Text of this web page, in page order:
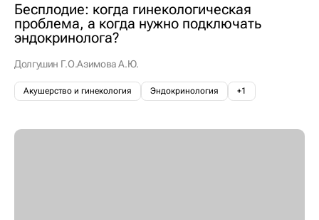
Бесплодие: когда гинекологическая
проблема, а когда нужно подключать
эндокринолога?
Долгушин Г.О.Азимова А.Ю.
Акушерство и гинекология Эндокринология +1